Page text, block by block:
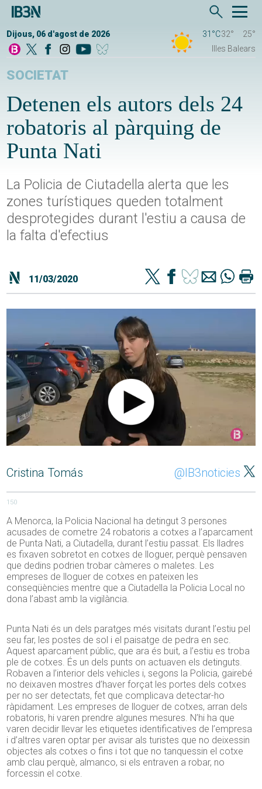
Dijous, 06 d'agost de 2026 31°C32°
25°
Illes Balears
SOCIETAT
Detenen els autors dels 24
robatoris al pàrquing de
Punta Nati
La Policia de Ciutadella alerta que les
zones turístiques queden totalment
desprotegides durant l'estiu a causa de
la falta d'efectius
11/03/2020
Cristina Tomás @IB3noticies
150
A Menorca, la Policia Nacional ha detingut 3 persones
acusades de cometre 24 robatoris a cotxes a l’aparcament
de Punta Nati, a Ciutadella, durant l’estiu passat. Els lladres
es fixaven sobretot en cotxes de lloguer, perquè pensaven
que dedins podrien trobar càmeres o maletes. Les
empreses de lloguer de cotxes en pateixen les
conseqüències mentre que a Ciutadella la Policia Local no
dona l’abast amb la vigilància.
Punta Nati és un dels paratges més visitats durant l’estiu pel
seu far, les postes de sol i el paisatge de pedra en sec.
Aquest aparcament públic, que ara és buit, a l’estiu es troba
ple de cotxes. És un dels punts on actuaven els detinguts.
Robaven a l’interior dels vehicles i, segons la Policia, gairebé
no deixaven mostres d’haver forçat les portes dels cotxes
per no ser detectats, fet que complicava detectar-ho
ràpidament. Les empreses de lloguer de cotxes, arran dels
robatoris, hi varen prendre algunes mesures. N’hi ha que
varen decidir llevar les etiquetes identificatives de l’empresa
i d’altres varen optar per avisar als turistes que no deixessin
objectes als cotxes o fins i tot que no tanquessin el cotxe
amb clau perquè, almanco, si els entraven a robar, no
forcessin el cotxe.